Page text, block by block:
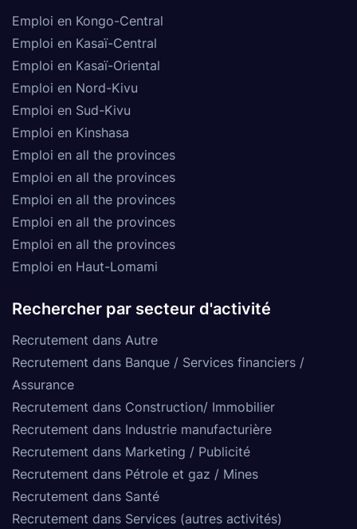
Emploi en Kongo-Central
Emploi en Kasaï-Central
Emploi en Kasaï-Oriental
Emploi en Nord-Kivu
Emploi en Sud-Kivu
Emploi en Kinshasa
Emploi en all the provinces
Emploi en all the provinces
Emploi en all the provinces
Emploi en all the provinces
Emploi en all the provinces
Emploi en Haut-Lomami
Rechercher par secteur d'activité
Recrutement dans Autre
Recrutement dans Banque / Services financiers /
Assurance
Recrutement dans Construction/ Immobilier
Recrutement dans Industrie manufacturière
Recrutement dans Marketing / Publicité
Recrutement dans Pétrole et gaz / Mines
Recrutement dans Santé
Recrutement dans Services (autres activités)